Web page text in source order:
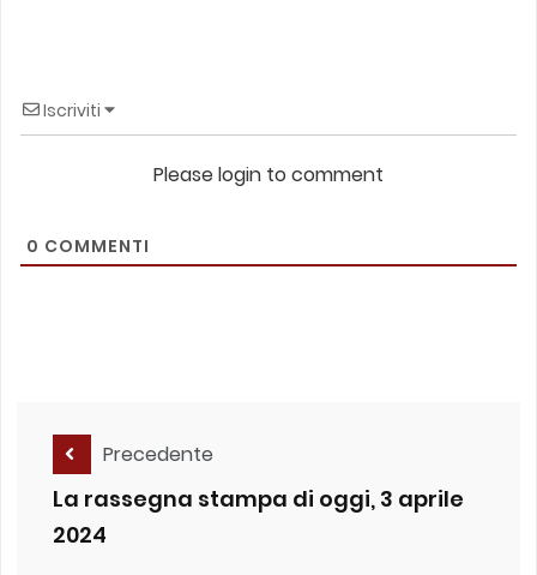
Iscriviti
Please login to comment
0 COMMENTI
Precedente
La rassegna stampa di oggi, 3 aprile
2024